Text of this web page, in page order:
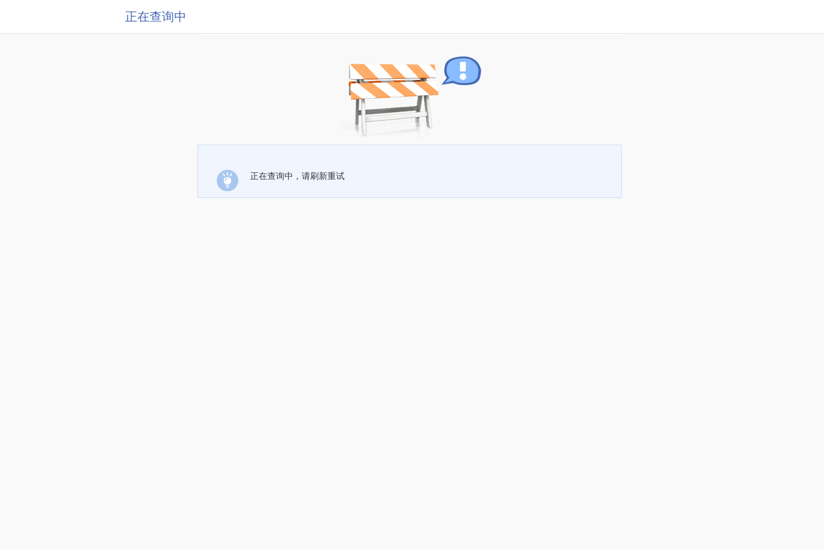
正在查询中
正在查询中，请刷新重试